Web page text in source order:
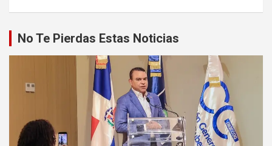
No Te Pierdas Estas Noticias